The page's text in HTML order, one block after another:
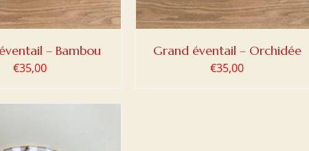
– Bambou
€35,00
Grand éventail – Orchidée
€35,00